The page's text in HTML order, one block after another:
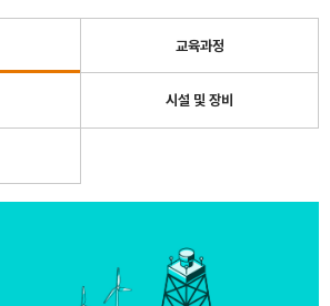
교육과정
시설 및 장비